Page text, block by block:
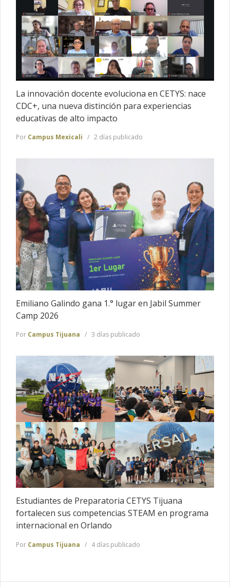
La innovación docente evoluciona en CETYS: nace
CDC+, una nueva distinción para experiencias
educativas de alto impacto
Por Campus Mexicali 2 días publicado
Emiliano Galindo gana 1.° lugar en Jabil Summer
Camp 2026
Por Campus Tijuana 3 días publicado
Estudiantes de Preparatoria CETYS Tijuana
fortalecen sus competencias STEAM en programa
internacional en Orlando
Por Campus Tijuana 4 días publicado